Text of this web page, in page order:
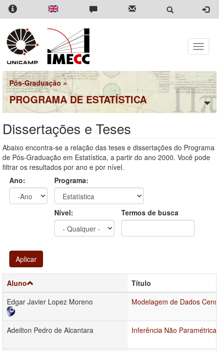
Pular
para
conteúdo
principal
Toggle
Pós-Graduação »
PROGRAMA DE ESTATÍSTICA
Dissertações e Teses
Abaixo encontra-se a relação das teses e dissertações do Programa
de Pós-Graduação em Estatística, a partir do ano 2000. Você pode
filtrar os resultados por ano e por nível.
Ano:
Programa:
Nível: Termos de busca
Aplicar
Aluno
Título
Edgar Javier Lopez Moreno
Modelagem de Dados
Adeilton Pedro de Alcantara Inferência Não